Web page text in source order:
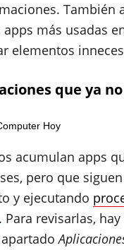
También
más usadas
elementos
que ya
Hoy
acumulan apps
pero que
y ejecutando
. Para revisarlas,